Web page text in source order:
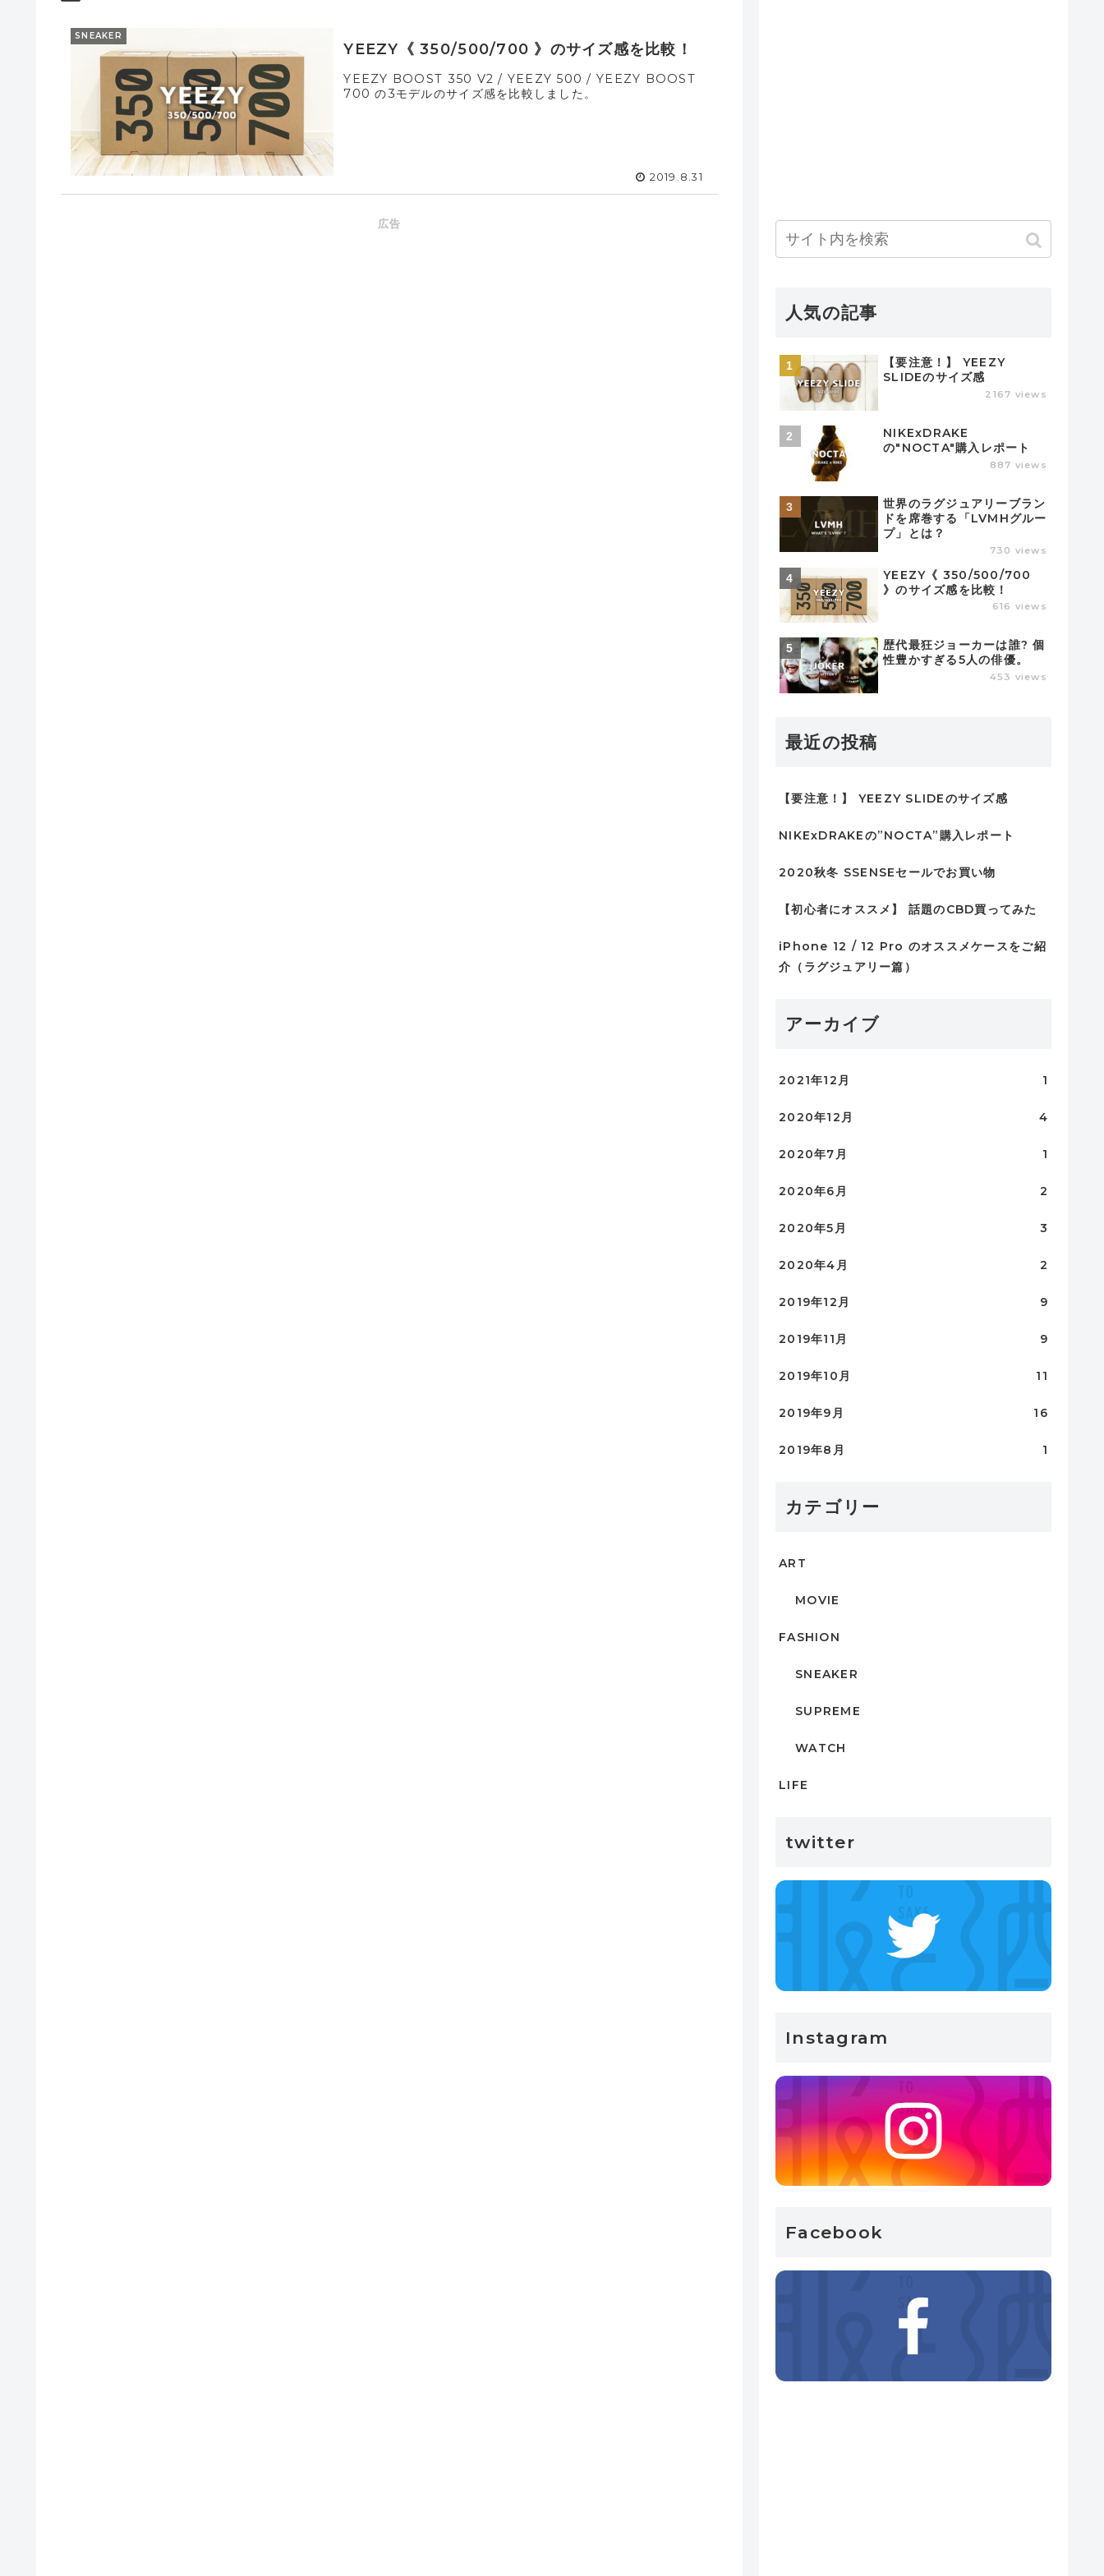
SNEAKER
YEEZY《 350/500/700 》のサイズ感を比較！
YEEZY BOOST 350 V2 / YEEZY 500 / YEEZY BOOST
700 の3モデルのサイズ感を比較しました。
2019.8.31
広告
人気の記事
【要注意！】 YEEZY
SLIDEのサイズ感
2167 views
NIKExDRAKE
の"NOCTA"購入レポート
887 views
世界のラグジュアリーブラン
ドを席巻する「LVMHグルー
プ」とは？
730 views
YEEZY《 350/500/700
》のサイズ感を比較！
616 views
歴代最狂ジョーカーは誰? 個
性豊かすぎる5人の俳優。
453 views
最近の投稿
【要注意！】 YEEZY SLIDEのサイズ感
NIKExDRAKEの”NOCTA”購入レポート
2020秋冬 SSENSEセールでお買い物
【初心者にオススメ】 話題のCBD買ってみた
iPhone 12 / 12 Pro のオススメケースをご紹
介（ラグジュアリー篇）
アーカイブ
2021年12月 1
2020年12月 4
2020年7月 1
2020年6月 2
2020年5月 3
2020年4月 2
2019年12月 9
2019年11月 9
2019年10月 11
2019年9月 16
2019年8月 1
カテゴリー
ART
MOVIE
FASHION
SNEAKER
SUPREME
WATCH
LIFE
twitter
Instagram
Facebook